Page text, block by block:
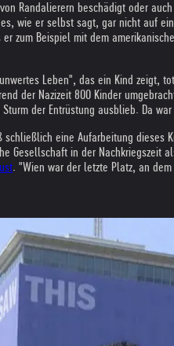
Randalierern beschädigt oder
wie er selbst sagt, gar nicht auf
zum Beispiel mit dem
Leben", das ein Kind zeigt,
der Nazizeit 800 Kinder
der Entrüstung ausblieb. Da
schließlich eine Aufarbeitung dieses
Gesellschaft in der
. "Wien war der letzte Platz, an